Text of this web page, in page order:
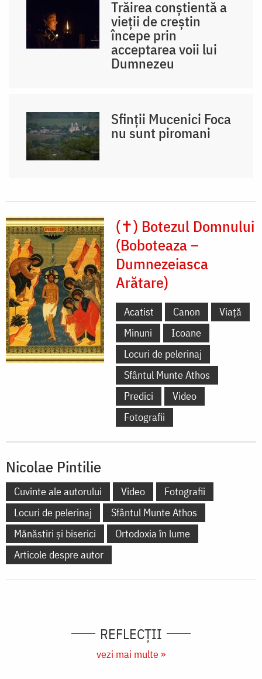
Trăirea conștientă a
vieții de creștin
începe prin
acceptarea voii lui
Dumnezeu
Sfinții Mucenici Foca
nu sunt piromani
(✝) Botezul Domnului
(Boboteaza –
Dumnezeiasca
Arătare)
Acatist Canon
Viață
Minuni
Icoane
Locuri de pelerinaj
Sfântul Munte Athos
Predici
Video
Fotografii
Nicolae Pintilie
Cuvinte ale autorului Video
Fotografii
Locuri de pelerinaj
Sfântul Munte Athos
Mănăstiri și biserici
Ortodoxia în lume
Articole despre autor
REFLECȚII
vezi mai multe »